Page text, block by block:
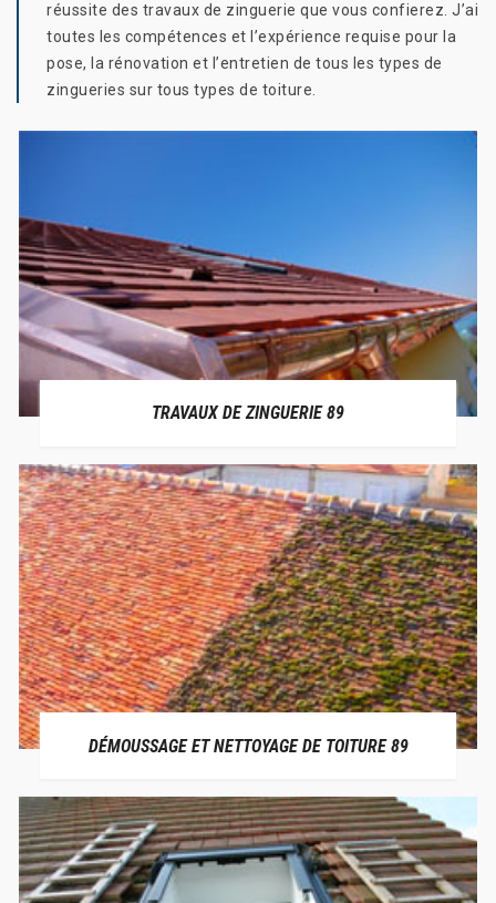
réussite des travaux de zinguerie que vous confierez. J’ai
toutes les compétences et l’expérience requise pour la
pose, la rénovation et l’entretien de tous les types de
zingueries sur tous types de toiture.
TRAVAUX DE ZINGUERIE 89
DÉMOUSSAGE ET NETTOYAGE DE TOITURE 89